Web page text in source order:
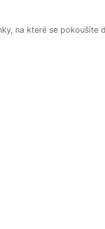
na které se pokoušíte